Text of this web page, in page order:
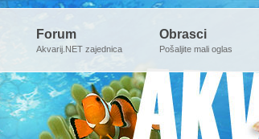
Forum
Akvarij.NET zajednica
Obrasci
Pošaljite mali oglas